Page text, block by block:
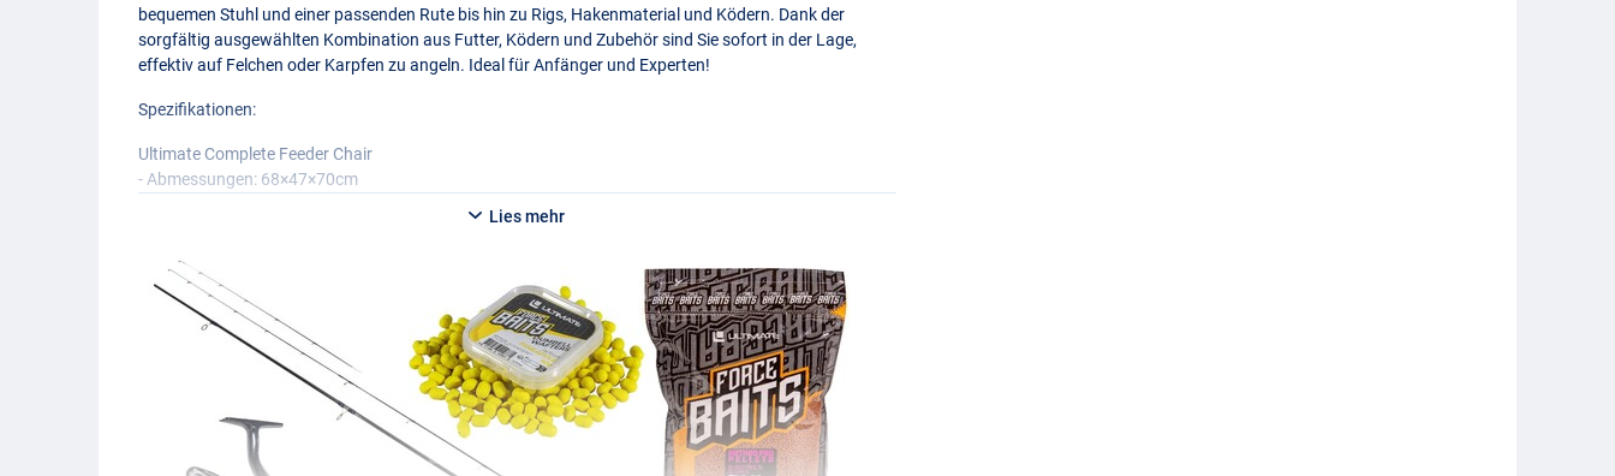
bequemen Stuhl und einer passenden Rute bis hin zu Rigs, Hakenmaterial und Ködern. Dank der
sorgfältig ausgewählten Kombination aus Futter, Ködern und Zubehör sind Sie sofort in der Lage,
effektiv auf Felchen oder Karpfen zu angeln. Ideal für Anfänger und Experten!
Spezifikationen:
Ultimate Complete Feeder Chair
- Abmessungen: 68×47×70cm
- Vollständig zusammenklappbar
- Stabiler Metallrahmen
- Hohe Rückenlehne mit extra Polsterung im Kopfbereich
- Verstellbare Beine mit drehbaren Schlammfüßen
- Kompakte Größe für den einfachen Transport
- Inklusive (ab)montierbarem Seitentisch
- Inklusive (ab)montierbarer Rutenhalter
- Befestigungen voll einstellbar
Lies mehr